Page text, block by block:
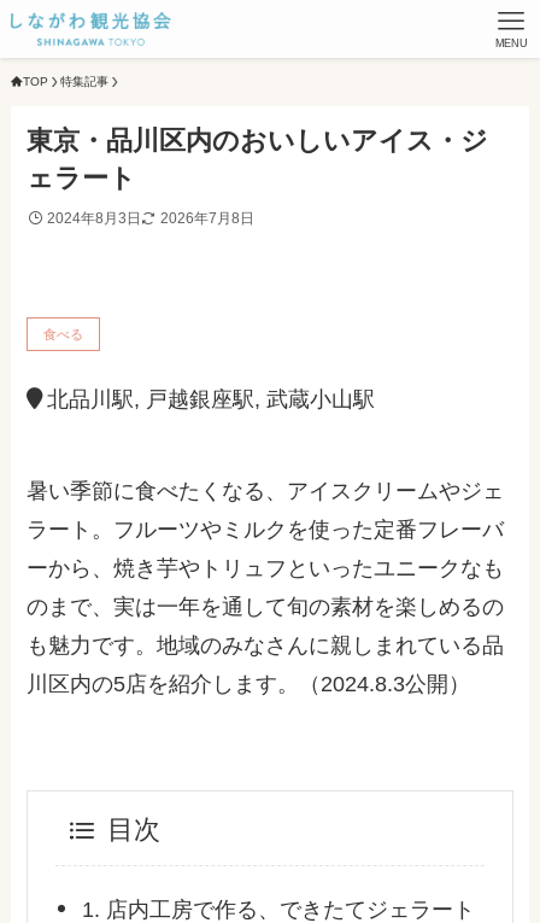
MENU
TOP 特集記事
東京・品川区内のおいしいアイス・ジ
ェラート
2024年8月3日 2026年7月8日
食べる
北品川駅, 戸越銀座駅, 武蔵小山駅
暑い季節に食べたくなる、アイスクリームやジェ
ラート。フルーツやミルクを使った定番フレーバ
ーから、焼き芋やトリュフといったユニークなも
のまで、実は一年を通して旬の素材を楽しめるの
も魅力です。地域のみなさんに親しまれている品
川区内の5店を紹介します。（ 2024.8.3公開 ）
目次
1. 店内工房で作る、できたてジェラート